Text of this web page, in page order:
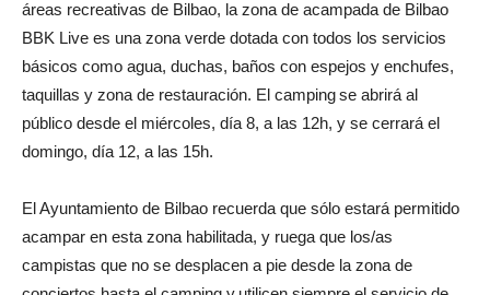
áreas recreativas de Bilbao, la zona de acampada de Bilbao
BBK Live es una zona verde dotada con todos los servicios
básicos como agua, duchas, baños con espejos y enchufes,
taquillas y zona de restauración. El camping se abrirá al
público desde el miércoles, día 8, a las 12h, y se cerrará el
domingo, día 12, a las 15h.
El Ayuntamiento de Bilbao recuerda que sólo estará permitido
acampar en esta zona habilitada, y ruega que los/as
campistas que no se desplacen a pie desde la zona de